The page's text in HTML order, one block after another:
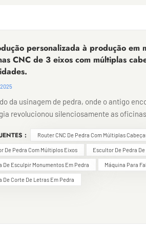
personalizada à produção em
CNC de 3 eixos com múltiplas
da usinagem de pedra, onde o antigo
revolucionou silenciosamente as
com suas capacidades complexas, é
de 3 eixos que forma a espinha dorsal da
simples a elementos arquitetônicos
— disponíveis em configurações de
: Router CNC De Pedra Com Múltiplas
De Pedra Com Múltiplos Eixos Escultor De Pedra
De Esculpir Monumentos Em Pedra Máquina Para
De Corte De Letras Em Pedra